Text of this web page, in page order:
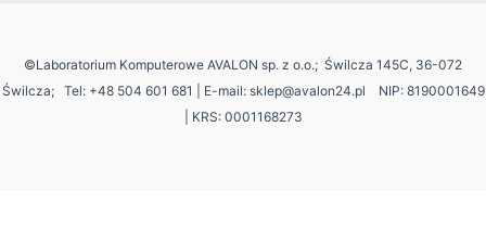
©Laboratorium Komputerowe AVALON sp. z o.o.; Świlcza 145C, 36-072
Świlcza; Tel: +48 504 601 681 | E-mail: sklep@avalon24.pl NIP: 8190001649
| KRS: 0001168273